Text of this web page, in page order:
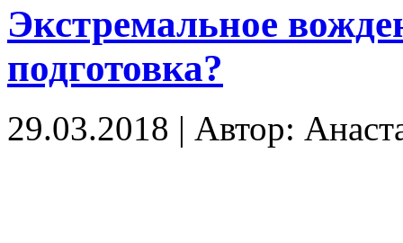
Экстремальное
подготовка?
29.03.2018 | Автор: